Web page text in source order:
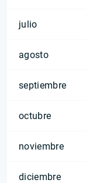
julio
agosto
septiembre
octubre
noviembre
diciembre